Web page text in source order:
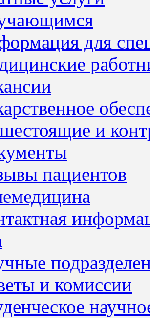
для
и
пациентов
и комиссии